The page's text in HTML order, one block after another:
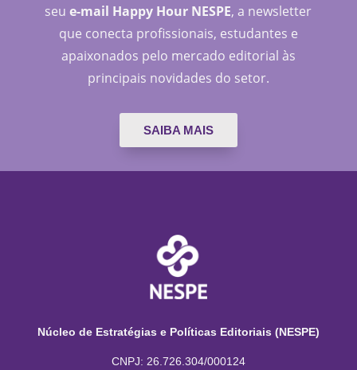
seue-mail Happy Hour NESPE, a newsletter
que conecta profissionais, estudantes e
apaixonados pelo mercado editorial às
principais novidades do setor.
SAIBA MAIS
Núcleo de Estratégias e Políticas Editoriais (NESPE)
CNPJ: 26.726.304/000124